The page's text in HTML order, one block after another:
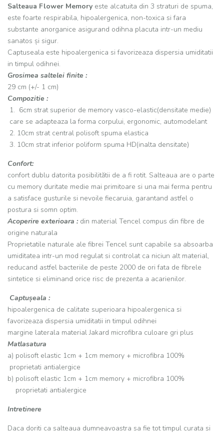
Salteaua Flower Memory este alcatuita din 3 straturi de spuma,
este foarte respirabila, hipoalergenica, non-toxica si fara
substante anorganice asigurand odihna placuta intr-un mediu
sanatos și sigur.
Captuseala este hipoalergenica si favorizeaza dispersia umiditatii
in timpul odihnei.
Grosimea saltelei finite :
29 cm (+/- 1 cm)
Compozitie :
1. 6cm strat superior de memory vasco-elastic(densitate medie)
care se adapteaza la forma corpului, ergonomic, automodelant
2. 10cm strat central polisoft spuma elastica
3. 10cm strat inferior poliform spuma HD(inalta densitate)
Confort:
confort dublu datorita posibilitătii de a fi rotit. Salteaua are o parte
cu memory duritate medie mai primitoare si una mai ferma pentru
a satisface gusturile si nevoile fiecaruia, garantand astfel o
postura si somn optim.
Acoperire exterioara : din material Tencel compus din fibre de
origine naturala
Proprietatile naturale ale fibrei Tencel sunt capabile sa absoarba
umiditatea intr-un mod regulat si controlat ca niciun alt material,
reducand astfel bacteriile de peste 2000 de ori fata de fibrele
sintetice si eliminand orice risc de prezenta a acarienilor.
Captușeala :
hipoalergenica de calitate superioara hipoalergenica si
favorizeaza dispersia umiditatii in timpul odihnei
margine laterala material Jakard microfibra culoare gri plus
Matlasatura
a) polisoft elastic 1cm + 1cm memory + microfibra 100%
proprietati antialergice
b) polisoft elastic 1cm + 1cm memory + microfibra 100%
proprietati antialergice
Intretinere
Daca doriti ca salteaua dumneavoastra sa fie tot timpul curata si